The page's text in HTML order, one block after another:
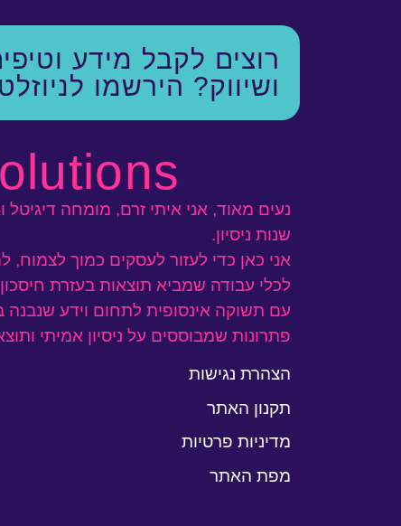
רוצים לקבל מידע
ושיווק? הירשמו
שנות ניסיון.
אני כאן כדי לעזור לעסקים כמוך לצמוח,
לכלי עבודה שמביא תוצאות בעזרת
עם תשוקה אינסופית לתחום וידע
פתרונות שמבוססים על ניסיון אמיתי
הצהרת נגישות
תקנון האתר
מדיניות פרטיות
מפת האתר